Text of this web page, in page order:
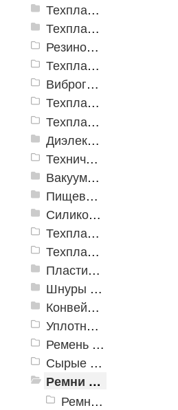
Техпластины ТМКЩ резиновые рулонные ГОСТ 7338-90
Техпластины МБС резиновые рулонные ГОСТ 7338-90
Резиновые пластины SBR (ТМКЩ)
Техпластина Неопрен CR
Виброгасящие (вибродемпфирующие) эластомерные пластины
Техпластина EPDM
Техпластина для дорожной техники
Диэлектрические материалы
Техническая резина ТМКЩ с тканевой прокладкой
Вакуумная пластина ТУ 38.105.116-81
Пищевая резиновая пластина
Силиконовая пластина
Техпластина электроизоляционная
Техпластина УМ (трансформаторная)
Пластины пористые и губчатые
Шнуры резиновые
Конвейерная лента
Уплотнитель
Ремень плоский
Сырые смеси
Ремни приводные
Ремни клиновые Z(О)